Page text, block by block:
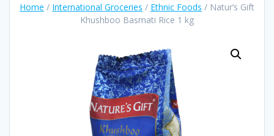
Home / International Groceries / Ethnic Foods / Natur’s Gift
Khushboo Basmati Rice 1 kg